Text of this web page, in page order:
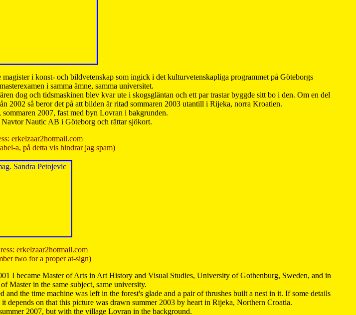
i konst- och bildvetenskap som ingick i det kulturvetenskapliga programmet på Göteborgs
i samma ämne, samma universitet.
dog och tidsmaskinen blev kvar ute i skogsgläntan och ett par trastar byggde sitt bo i den. Om en del
2002 så beror det på att bilden är ritad sommaren 2003 utantill i Rijeka, norra Kroatien.
2007, fast med byn Lovran i bakgrunden.
Navtor Nautic AB i Göteborg och rättar sjökort.
erkelzaar2hotmail.com
a, på detta vis hindrar jag spam)
erkelzaar2hotmail.com
two for a proper at-sign)
I became Master of Arts in Art History and Visual Studies, University of Gothenburg, Sweden, and in
Master in the same subject, same university.
the time machine was left in the forest's glade and a pair of thrushes built a nest in it. If some details
on that this picture was drawn summer 2003 by heart in Rijeka, Northern Croatia.
2007, but with the village Lovran in the background.